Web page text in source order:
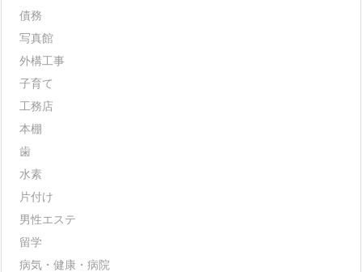
債務
写真館
外構工事
子育て
工務店
本棚
歯
水素
片付け
男性エステ
留学
病気・健康・病院